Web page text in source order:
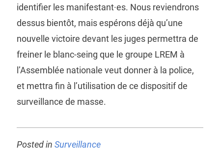
identifier les manifestant·es. Nous reviendrons
dessus bientôt, mais espérons déjà qu’une
nouvelle victoire devant les juges permettra de
freiner le blanc-seing que le groupe LREM à
l’Assemblée nationale veut donner à la police,
et mettra fin à l’utilisation de ce dispositif de
surveillance de masse.
Posted in Surveillance